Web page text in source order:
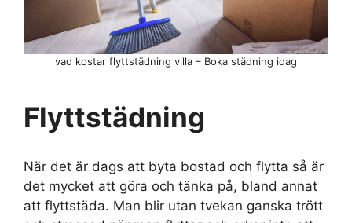
Flyttstädning
När det är dags att byta bostad och flytta så är
det mycket att göra och tänka på, bland annat
att flyttstäda. Man blir utan tvekan ganska trött
vad kostar flyttstädning villa – Boka städning idag